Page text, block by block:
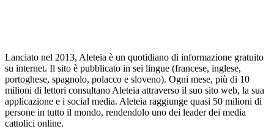
Lanciato nel 2013, Aleteia è un quotidiano di informazione gratuito
su internet. Il sito è pubblicato in sei lingue (francese, inglese,
portoghese, spagnolo, polacco e sloveno). Ogni mese, più di 10
milioni di lettori consultano Aleteia attraverso il suo sito web, la sua
applicazione e i social media. Aleteia raggiunge quasi 50 milioni di
persone in tutto il mondo, rendendolo uno dei leader dei media
cattolici online.